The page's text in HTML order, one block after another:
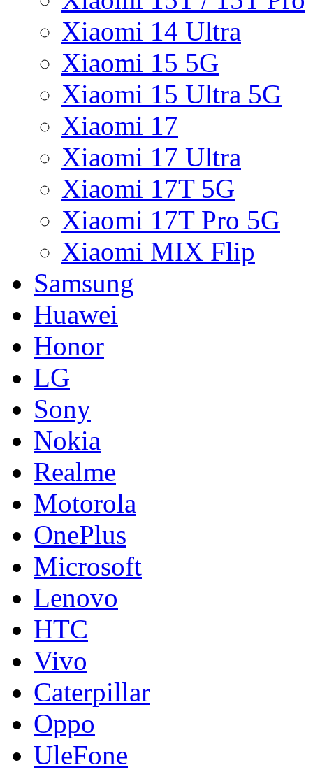
Xiaomi 14 Ultra
Xiaomi 15 5G
Xiaomi 15 Ultra 5G
Xiaomi 17
Xiaomi 17 Ultra
Xiaomi 17T 5G
Xiaomi 17T Pro 5G
Xiaomi MIX Flip
Samsung
Huawei
Honor
LG
Sony
Nokia
Realme
Motorola
OnePlus
Microsoft
Lenovo
HTC
Vivo
Caterpillar
Oppo
UleFone